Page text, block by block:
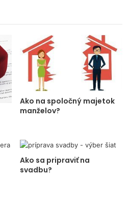
Ako na spoločný majetok
manželov?
Ako sa pripraviť na
svadbu?